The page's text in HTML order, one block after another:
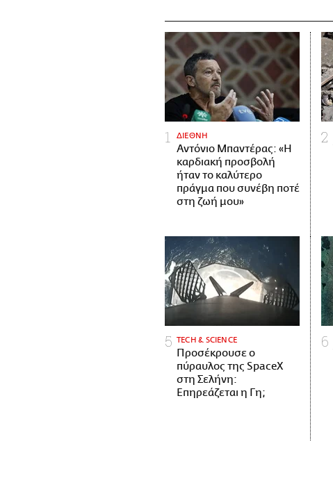
ΔΙΕΘΝΗ
Αντόνιο Μπαντέρας: «Η
καρδιακή προσβολή
ήταν το καλύτερο
πράγμα που συνέβη ποτέ
στη ζωή μου»
ΤECH & SCIENCE
Προσέκρουσε ο
πύραυλος της SpaceX
στη Σελήνη:
Επηρεάζεται η Γη;